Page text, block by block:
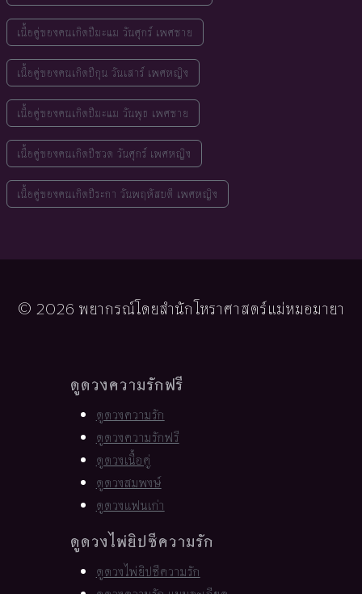
เนื้อคู่ของคนเกิดปีมะแม วันศุกร์ เพศชาย
เนื้อคู่ของคนเกิดปีกุน วันเสาร์ เพศหญิง
เนื้อคู่ของคนเกิดปีมะแม วันพุธ เพศชาย
เนื้อคู่ของคนเกิดปีชวด วันศุกร์ เพศหญิง
เนื้อคู่ของคนเกิดปีระกา วันพฤหัสบดี เพศหญิง
© 2026 พยากรณ์โดยสำนักโหราศาสตร์แม่หมอมายา
ดูดวงความรักฟรี
ดูดวงความรัก
ดูดวงความรักฟรี
ดูดวงเนื้อคู่
ดูดวงสมพงษ์
ดูดวงแฟนเก่า
ดูดวงไพ่ยิปซีความรัก
ดูดวงไพ่ยิปซีความรัก